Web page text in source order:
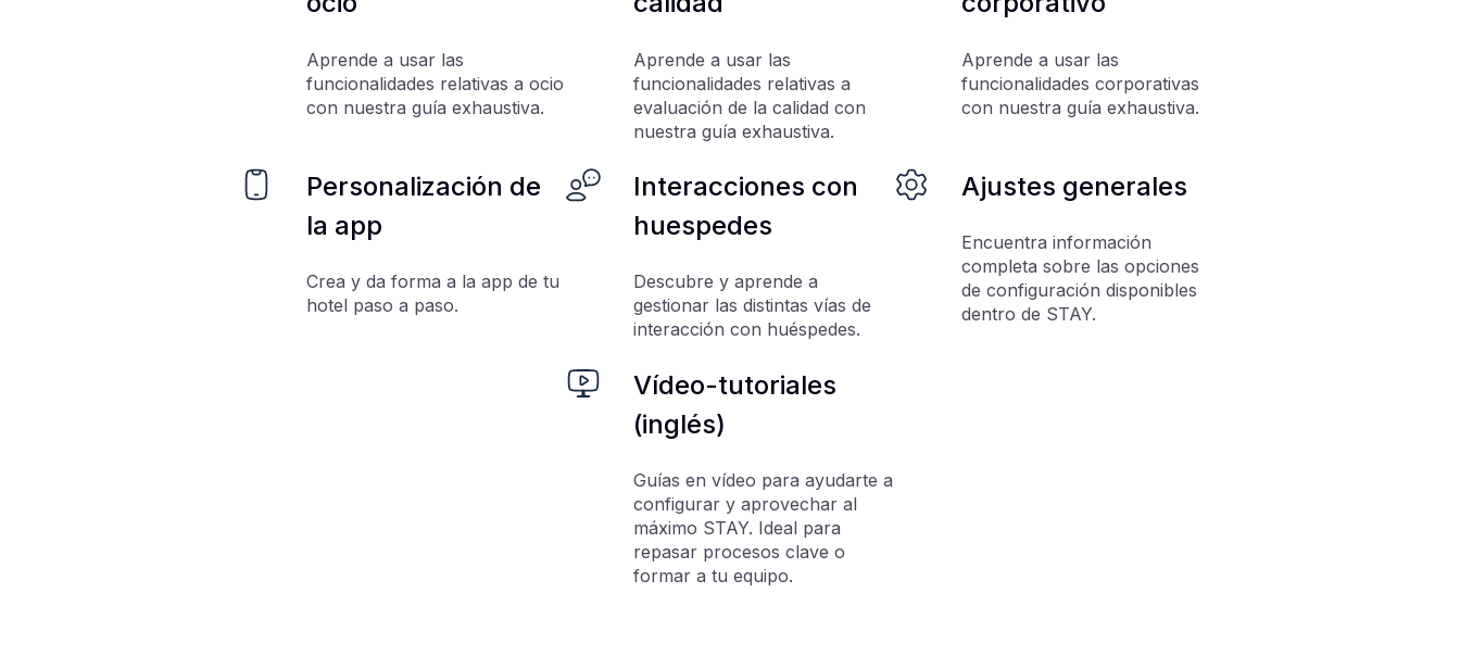
Aprende a usar las
funcionalidades relativas a ocio
con nuestra guía exhaustiva.
Aprende a usar las
funcionalidades relativas a
evaluación de la calidad con
nuestra guía exhaustiva.
Aprende a usar las
funcionalidades corporativas
con nuestra guía exhaustiva.
Personalización de
la app
Crea y da forma a la app de tu
hotel paso a paso.
Interacciones con
huespedes
Descubre y aprende a
gestionar las distintas vías de
interacción con huéspedes.
Ajustes generales
Encuentra información
completa sobre las opciones
de configuración disponibles
dentro de STAY.
Vídeo-tutoriales
(inglés)
Guías en vídeo para ayudarte a
configurar y aprovechar al
máximo STAY. Ideal para
repasar procesos clave o
formar a tu equipo.